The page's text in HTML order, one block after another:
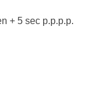
+ 5 sec p.p.p.p.